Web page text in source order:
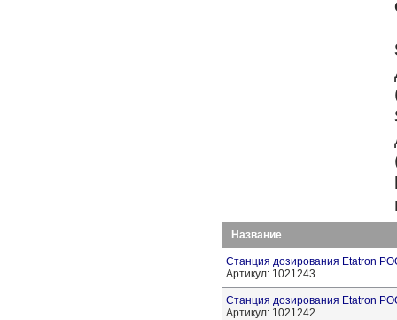
Название
Станция дозирования Etatron
Артикул: 1021243
Станция дозирования Etatron
Артикул: 1021242